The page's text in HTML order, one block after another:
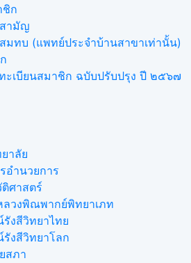
ชิก
ามัญ
มทบ (แพทย์ประจำบ้านสาขาเท่านั้น)
ะเบียนสมาชิก ฉบับปรับปรุง ปี ๒๕๖๗
าลัย
อำนวยการ
ศาสตร์
ลวงพิณพากย์พิทยาเภท
งสีวิทยาไทย
งสีวิทยาโลก
สภา